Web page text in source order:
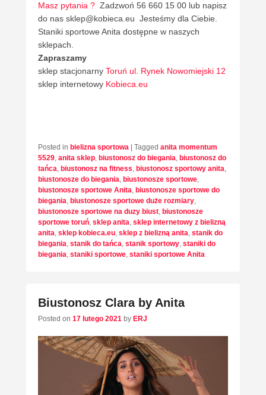
Masz pytania ? Zadzwoń 56 660 15 00 lub napisz
do nas sklep@kobieca.eu Jesteśmy dla Ciebie.
Staniki sportowe Anita dostępne w naszych
sklepach.
Zapraszamy
sklep stacjonarny Toruń ul. Rynek Nowomiejski 12
sklep internetowy Kobieca.eu
Posted in bielizna sportowa | Tagged anita momentum
5529, anita sklep, biustonosz do biegania, biustonosz do
tańca, biustonosz na fitness, biustonosz sportowy anita,
biustonosze do biegania, biustonosze sportowe,
biustonosze sportowe Anita, biustonosze sportowe do
biegania, biustonosze sportowe duże rozmiary,
biustonosze sportowe na duzy biust, biustonosze
sportowe toruń, sklep anita, sklep internetowy z bielizną
anita, sklep kobieca.eu, sklep z bielizną anita, stanik do
biegania, stanik do tańca, stanik sportowy, staniki do
biegania, staniki sportowe, staniki sportowe Anita
Biustonosz Clara by Anita
Posted on 17 lutego 2021 by ERJ